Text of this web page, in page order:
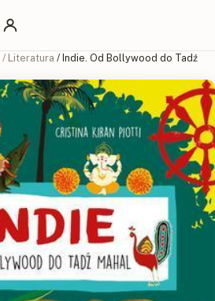
/ Literatura / Indie. Od Bollywood do Tadź